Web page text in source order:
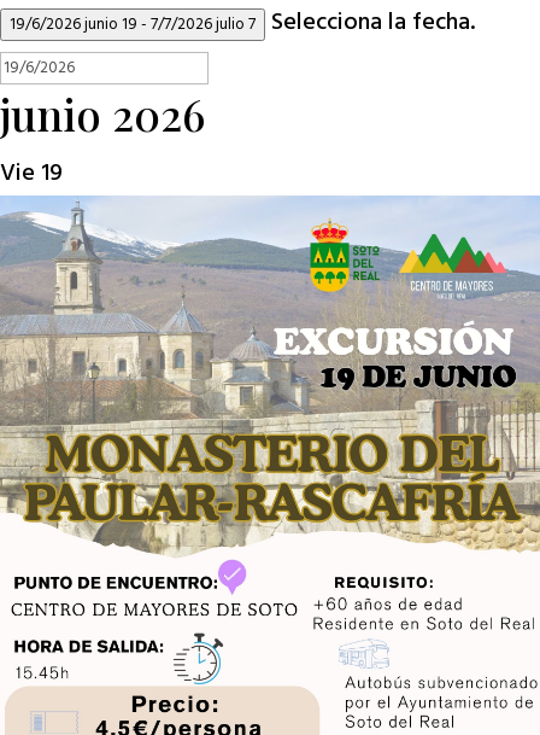
19/6/2026junio 19-7/7/2026julio 7 Selecciona la fecha.
junio 2026
Vie 19